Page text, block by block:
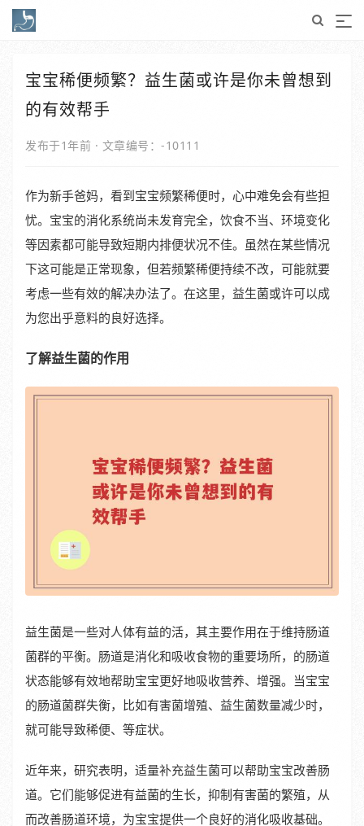
宝宝稀便频繁？益生菌或许是你未曾想到
的有效帮手
发布于1年前 · 文章编号：-10111
作为新手爸妈，看到宝宝频繁稀便时，心中难免会有些担
忧。宝宝的消化系统尚未发育完全，饮食不当、环境变化
等因素都可能导致短期内排便状况不佳。虽然在某些情况
下这可能是正常现象，但若频繁稀便持续不改，可能就要
考虑一些有效的解决办法了。在这里，益生菌或许可以成
为您出乎意料的良好选择。
了解益生菌的作用
益生菌是一些对人体有益的活，其主要作用在于维持肠道
菌群的平衡。肠道是消化和吸收食物的重要场所，的肠道
状态能够有效地帮助宝宝更好地吸收营养、增强。当宝宝
的肠道菌群失衡，比如有害菌增殖、益生菌数量减少时，
就可能导致稀便、等症状。
近年来，研究表明，适量补充益生菌可以帮助宝宝改善肠
道。它们能够促进有益菌的生长，抑制有害菌的繁殖，从
而改善肠道环境，为宝宝提供一个良好的消化吸收基础。